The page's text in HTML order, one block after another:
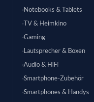
Notebooks & Tablets
TV & Heimkino
Gaming
Lautsprecher & Boxen
Audio & HiFi
Smartphone-Zubehör
Smartphones & Handys